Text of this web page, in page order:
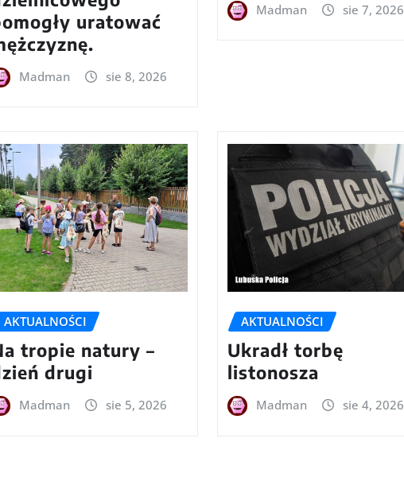
uratować
Madman sie 8, 2026
Madman sie 7, 2026
AKTUALNOŚCI
tropie natury –
drugi
Madman sie 5, 2026
AKTUALNOŚCI
Ukradł torbę
listonosza
Madman sie 4, 2026